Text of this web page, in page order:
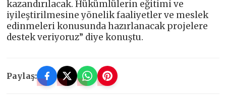
kazandırılacak. Hükümlülerin eğitimi ve
iyileştirilmesine yönelik faaliyetler ve meslek
edinmeleri konusunda hazırlanacak projelere
destek veriyoruz” diye konuştu.
Paylaş: